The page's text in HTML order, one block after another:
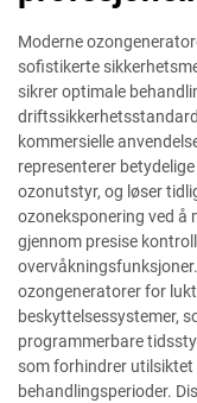
Moderne
sofistikerte
sikrer optimale
kommersielle
representerer
ozonutstyr, og løser
ozoneksponering ved å
gjennom presise
ozongeneratorer for
beskyttelsessystemer,
programmerbare
som forhindrer
behandlingsperioder.